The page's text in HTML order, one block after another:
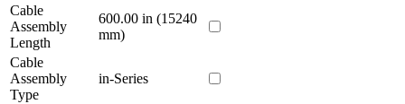
Cable
Assembly
Length
600.00 in (15240
mm)
Cable
Assembly
Type
in-Series